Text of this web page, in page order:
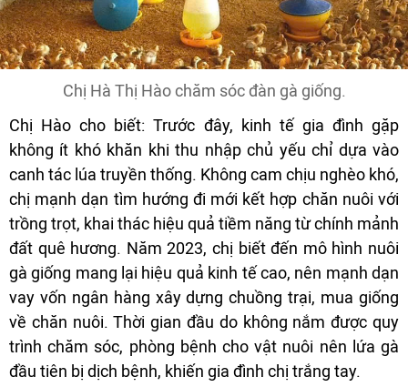
Chị Hà Thị Hào chăm sóc đàn gà giống.
Chị Hào cho biết: Trước đây, kinh tế gia đình gặp
không ít khó khăn khi thu nhập chủ yếu chỉ dựa vào
canh tác lúa truyền thống. Không cam chịu nghèo khó,
chị mạnh dạn tìm hướng đi mới kết hợp chăn nuôi với
trồng trọt, khai thác hiệu quả tiềm năng từ chính mảnh
đất quê hương. Năm 2023, chị biết đến mô hình nuôi
gà giống mang lại hiệu quả kinh tế cao, nên mạnh dạn
vay vốn ngân hàng xây dựng chuồng trại, mua giống
về chăn nuôi. Thời gian đầu do không nắm được quy
trình chăm sóc, phòng bệnh cho vật nuôi nên lứa gà
đầu tiên bị dịch bệnh, khiến gia đình chị trắng tay.